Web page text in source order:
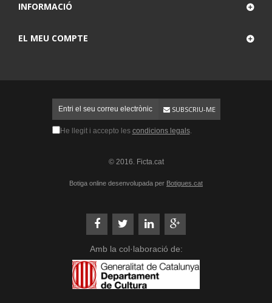
INFORMACIÓ
EL MEU COMPTE
SUBSCRIU-ME
He llegit i accepto les condicions legals.
© 2016. Ficta.cat
Botiga online desenvolupada per Botigues.cat
Amb la col·laboració de: